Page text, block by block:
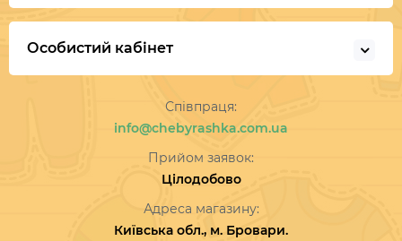
Особистий кабінет
Співпраця:
info@chebyrashka.com.ua
Прийом заявок:
Цілодобово
Адреса магазину:
Київська обл., м. Бровари.